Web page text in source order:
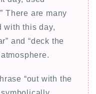
There are many
with this day,
and “deck the
“out with the